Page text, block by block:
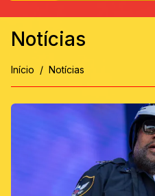
Notícias
Início Notícias